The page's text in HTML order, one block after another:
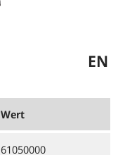
EN
Wert
61050000